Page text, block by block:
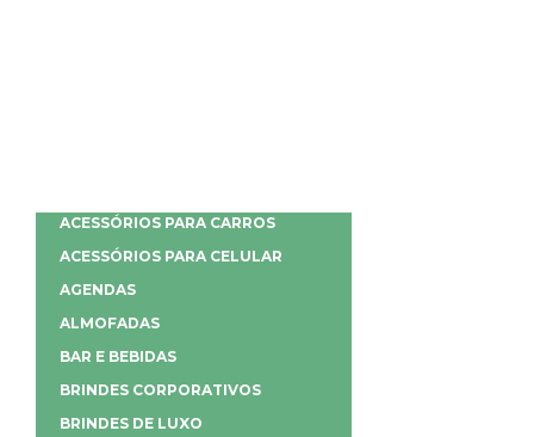
ACESSÓRIOS PARA CARROS
ACESSÓRIOS PARA CELULAR
AGENDAS
ALMOFADAS
BAR E BEBIDAS
BRINDES CORPORATIVOS
BRINDES DE LUXO